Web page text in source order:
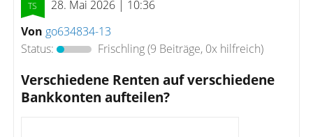
28. Mai 2026 | 10:36
Von go634834-13
Status:
Frischling(9 Beiträge, 0x hilfreich)
Verschiedene Renten auf verschiedene
Bankkonten aufteilen?